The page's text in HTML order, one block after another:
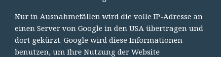
Nur in Ausnahmefällen wird die volle IP-Adresse an
einen Server von Google in den USA übertragen und
dort gekürzt. Google wird diese Informationen
benutzen, um Ihre Nutzung der Website